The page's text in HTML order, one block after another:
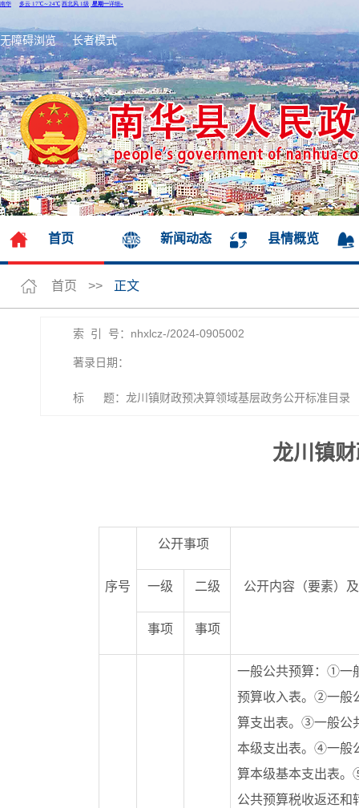
无障碍浏览 长者模式
首页 新闻动态 县情概览
首页 >> 正文
索 引 号：nhxlcz-/2024-0905002
著录日期：
标 题：龙川镇财政预决算领域基层政务公开标准目录
龙川镇
序号
公开事项
公开内容（要素）
一级 二级
事项 事项
一般公共预算：①一
预算收入表。②一般
算支出表。③一般公
本级支出表。④一般
算本级基本支出表
公共预算税收返还和